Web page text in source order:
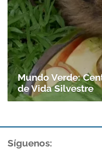
Mundo Verde:
de Vida Silvestre
Síguenos: